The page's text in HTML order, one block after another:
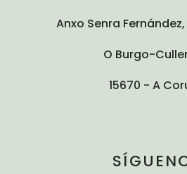
Anxo Senra Fernández,
O Burgo-
15670 - A